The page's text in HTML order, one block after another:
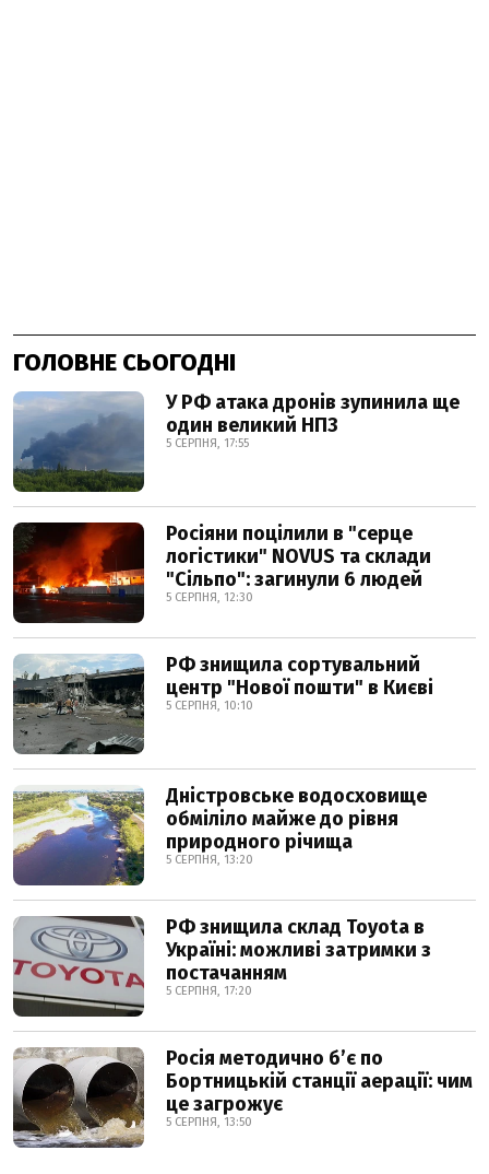
ГОЛОВНЕ СЬОГОДНІ
У РФ атака дронів зупинила ще
один великий НПЗ
5 СЕРПНЯ, 17:55
Росіяни поцілили в "серце
логістики" NOVUS та склади
"Сільпо": загинули 6 людей
5 СЕРПНЯ, 12:30
РФ знищила сортувальний
центр "Нової пошти" в Києві
5 СЕРПНЯ, 10:10
Дністровське водосховище
обміліло майже до рівня
природного річища
5 СЕРПНЯ, 13:20
РФ знищила склад Toyota в
Україні: можливі затримки з
постачанням
5 СЕРПНЯ, 17:20
Росія методично б’є по
Бортницькій станції аерації: чим
це загрожує
5 СЕРПНЯ, 13:50